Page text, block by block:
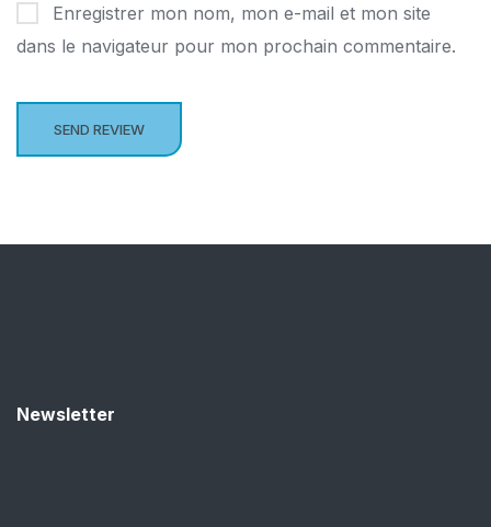
Enregistrer mon nom, mon e-mail et mon site
dans le navigateur pour mon prochain commentaire.
Newsletter